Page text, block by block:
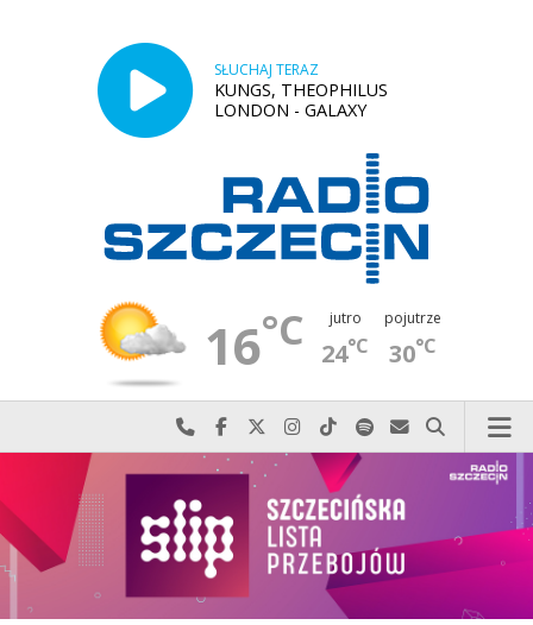
SŁUCHAJ TERAZ
KUNGS, THEOPHILUS
LONDON - GALAXY
16°C jutro
24°C
pojutrze
30°C
Najlepiej po prostu do nas zadzwoń
Odwiedź nas na Facebook-u
Odwiedź nas na X
Odwiedź nas na Instagram-ie
Odwiedź nas na TikTok-u
Szukaj nas na Spotify
Wyślij do nas
Szukaj